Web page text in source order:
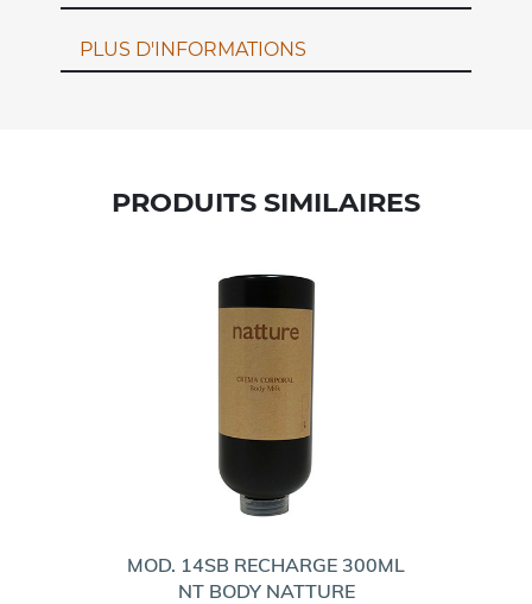
PLUS D'INFORMATIONS
PRODUITS SIMILAIRES
MOD. 14SB RECHARGE 300ML
NT BODY NATTURE